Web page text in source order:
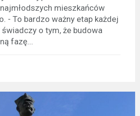
mieszkańców
- To bardzo ważny etap każdej
o tym, że budowa
fazę...